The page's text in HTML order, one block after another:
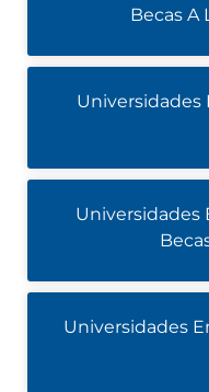
Becas A
Universidades
Universidades
Universidades